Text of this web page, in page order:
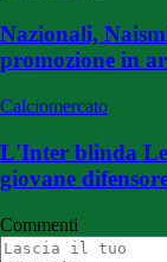
Nazionali,
promozione in
Calciomercato
L'Inter blinda
giovane
Commenti